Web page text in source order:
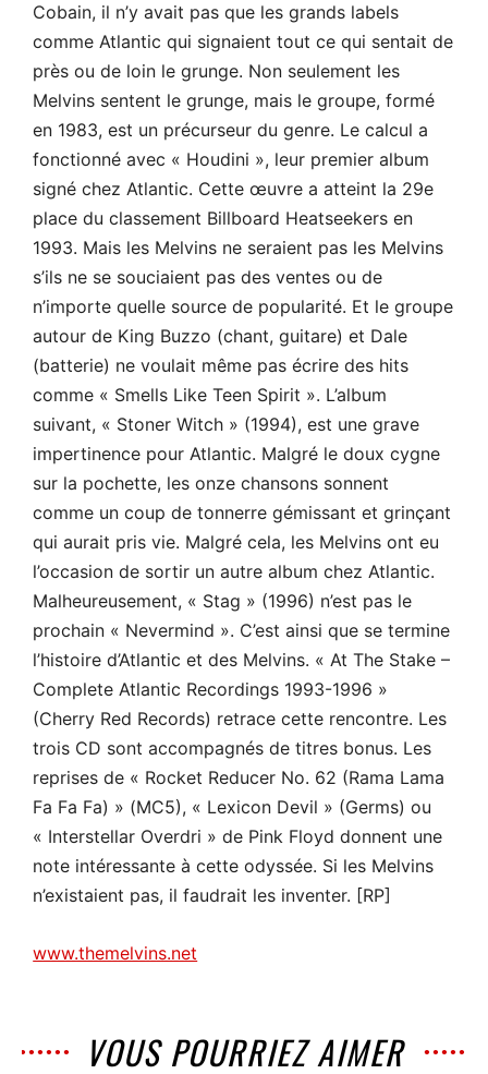
Cobain, il n’y avait pas que les grands labels
comme Atlantic qui signaient tout ce qui sentait de
près ou de loin le grunge. Non seulement les
Melvins sentent le grunge, mais le groupe, formé
en 1983, est un précurseur du genre. Le calcul a
fonctionné avec « Houdini », leur premier album
signé chez Atlantic. Cette œuvre a atteint la 29e
place du classement Billboard Heatseekers en
1993. Mais les Melvins ne seraient pas les Melvins
s’ils ne se souciaient pas des ventes ou de
n’importe quelle source de popularité. Et le groupe
autour de King Buzzo (chant, guitare) et Dale
(batterie) ne voulait même pas écrire des hits
comme « Smells Like Teen Spirit ». L’album
suivant, « Stoner Witch » (1994), est une grave
impertinence pour Atlantic. Malgré le doux cygne
sur la pochette, les onze chansons sonnent
comme un coup de tonnerre gémissant et grinçant
qui aurait pris vie. Malgré cela, les Melvins ont eu
l’occasion de sortir un autre album chez Atlantic.
Malheureusement, « Stag » (1996) n’est pas le
prochain « Nevermind ». C’est ainsi que se termine
l’histoire d’Atlantic et des Melvins. « At The Stake –
Complete Atlantic Recordings 1993-1996 »
(Cherry Red Records) retrace cette rencontre. Les
trois CD sont accompagnés de titres bonus. Les
reprises de « Rocket Reducer No. 62 (Rama Lama
Fa Fa Fa) » (MC5), « Lexicon Devil » (Germs) ou
« Interstellar Overdri » de Pink Floyd donnent une
note intéressante à cette odyssée. Si les Melvins
n’existaient pas, il faudrait les inventer. [RP]
www.themelvins.net
VOUS POURRIEZ AIMER